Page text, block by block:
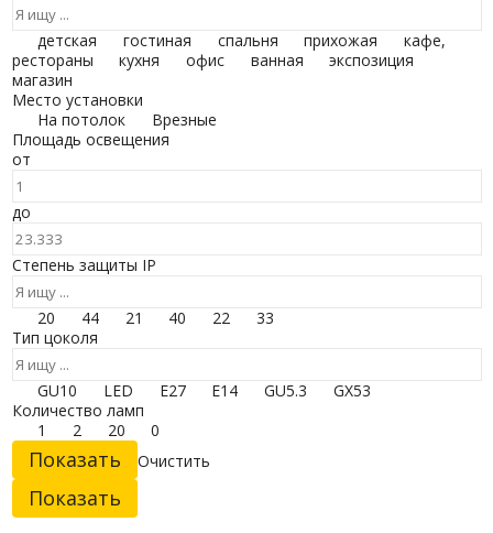
детская гостиная спальня прихожая
кафе,
рестораны
кухня офис ванная
экспозиция
магазин
Место установки
На потолок
Врезные
Площадь освещения
от
до
Степень защиты IP
20 44 21 40 22
33
Тип цоколя
GU10 LED E27 E14 GU5.3
GX53
Количество ламп
1
2 20
0
Очистить